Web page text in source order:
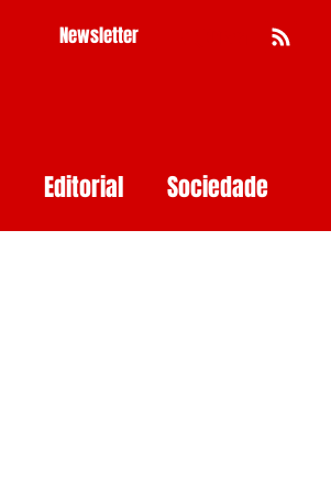
Newsletter
Editorial Sociedade